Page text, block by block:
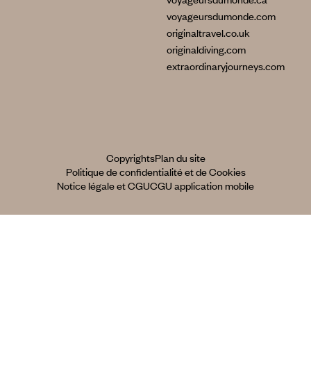
voyageursdumonde.com
originaltravel.co.uk
originaldiving.com
extraordinaryjourneys.com
CopyrightsPlan du site
Politique de confidentialité et de Cookies
Notice légale et CGUCGU application mobile